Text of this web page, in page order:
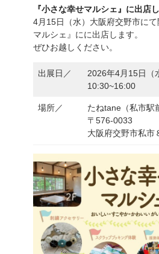
2021/06/28
関西TV「よ～いドン！
ん」
『小さな幸せマルシェ』に出店
4月15日（水）大阪府交野市に
マルシェ』にに出店します。
ぜひお越しください。
出展日／
2026年4月15日（
10:30~16:00
場所／
たねtane（私市駅
〒576-0033
大阪府交野市私市